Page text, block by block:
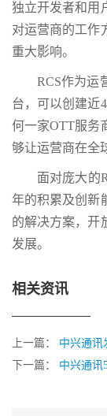
独立开发者和用
对运营商的工作
重大影响。
RCS作为运
台，可以创建近
何一家OTT服务
够让运营商在全
面对庞大的
年的积累及创新
的解决方案，开
发展。
相关资讯
上一篇： 中兴通讯
下一篇： 中兴通讯